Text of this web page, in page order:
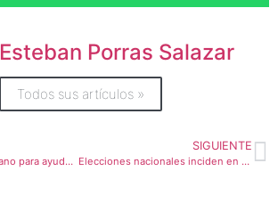
Esteban Porras Salazar
Todos sus artículos »
Alajuela tiende la mano para ayudar a víctimas de Tormenta “Nate”
SIGUIENTE
Elecciones nacionales inciden en el régimen municipal